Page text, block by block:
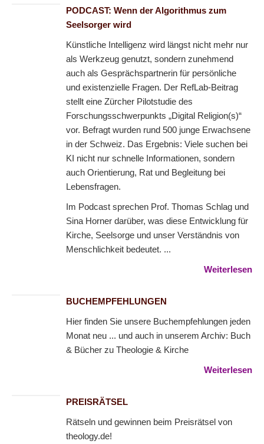
PODCAST: Wenn der Algorithmus zum
Seelsorger wird
Künstliche Intelligenz wird längst nicht mehr nur
als Werkzeug genutzt, sondern zunehmend
auch als Gesprächspartnerin für persönliche
und existenzielle Fragen. Der RefLab-Beitrag
stellt eine Zürcher Pilotstudie des
Forschungsschwerpunkts „Digital Religion(s)“
vor. Befragt wurden rund 500 junge Erwachsene
in der Schweiz. Das Ergebnis: Viele suchen bei
KI nicht nur schnelle Informationen, sondern
auch Orientierung, Rat und Begleitung bei
Lebensfragen.
Im Podcast sprechen Prof. Thomas Schlag und
Sina Horner darüber, was diese Entwicklung für
Kirche, Seelsorge und unser Verständnis von
Menschlichkeit bedeutet. ...
Weiterlesen
BUCHEMPFEHLUNGEN
Hier finden Sie unsere Buchempfehlungen jeden
Monat neu ... und auch in unserem Archiv: Buch
& Bücher zu Theologie & Kirche
Weiterlesen
PREISRÄTSEL
Rätseln und gewinnen beim Preisrätsel von
theology.de!